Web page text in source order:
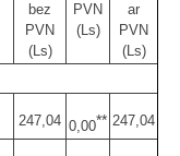
bez
PVN
(Ls)
PVN
(Ls)
ar
PVN
(Ls)
247,04 0,00** 247,04